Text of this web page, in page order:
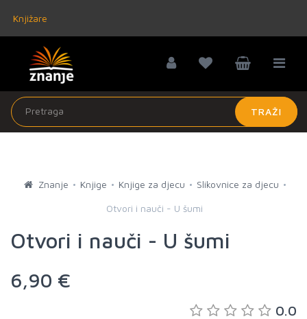
Knjižare
TRAŽI
Znanje Knjige Knjige za djecu Slikovnice za djecu
Otvori i nauči - U šumi
Otvori i nauči - U šumi
6,90 €
0.0